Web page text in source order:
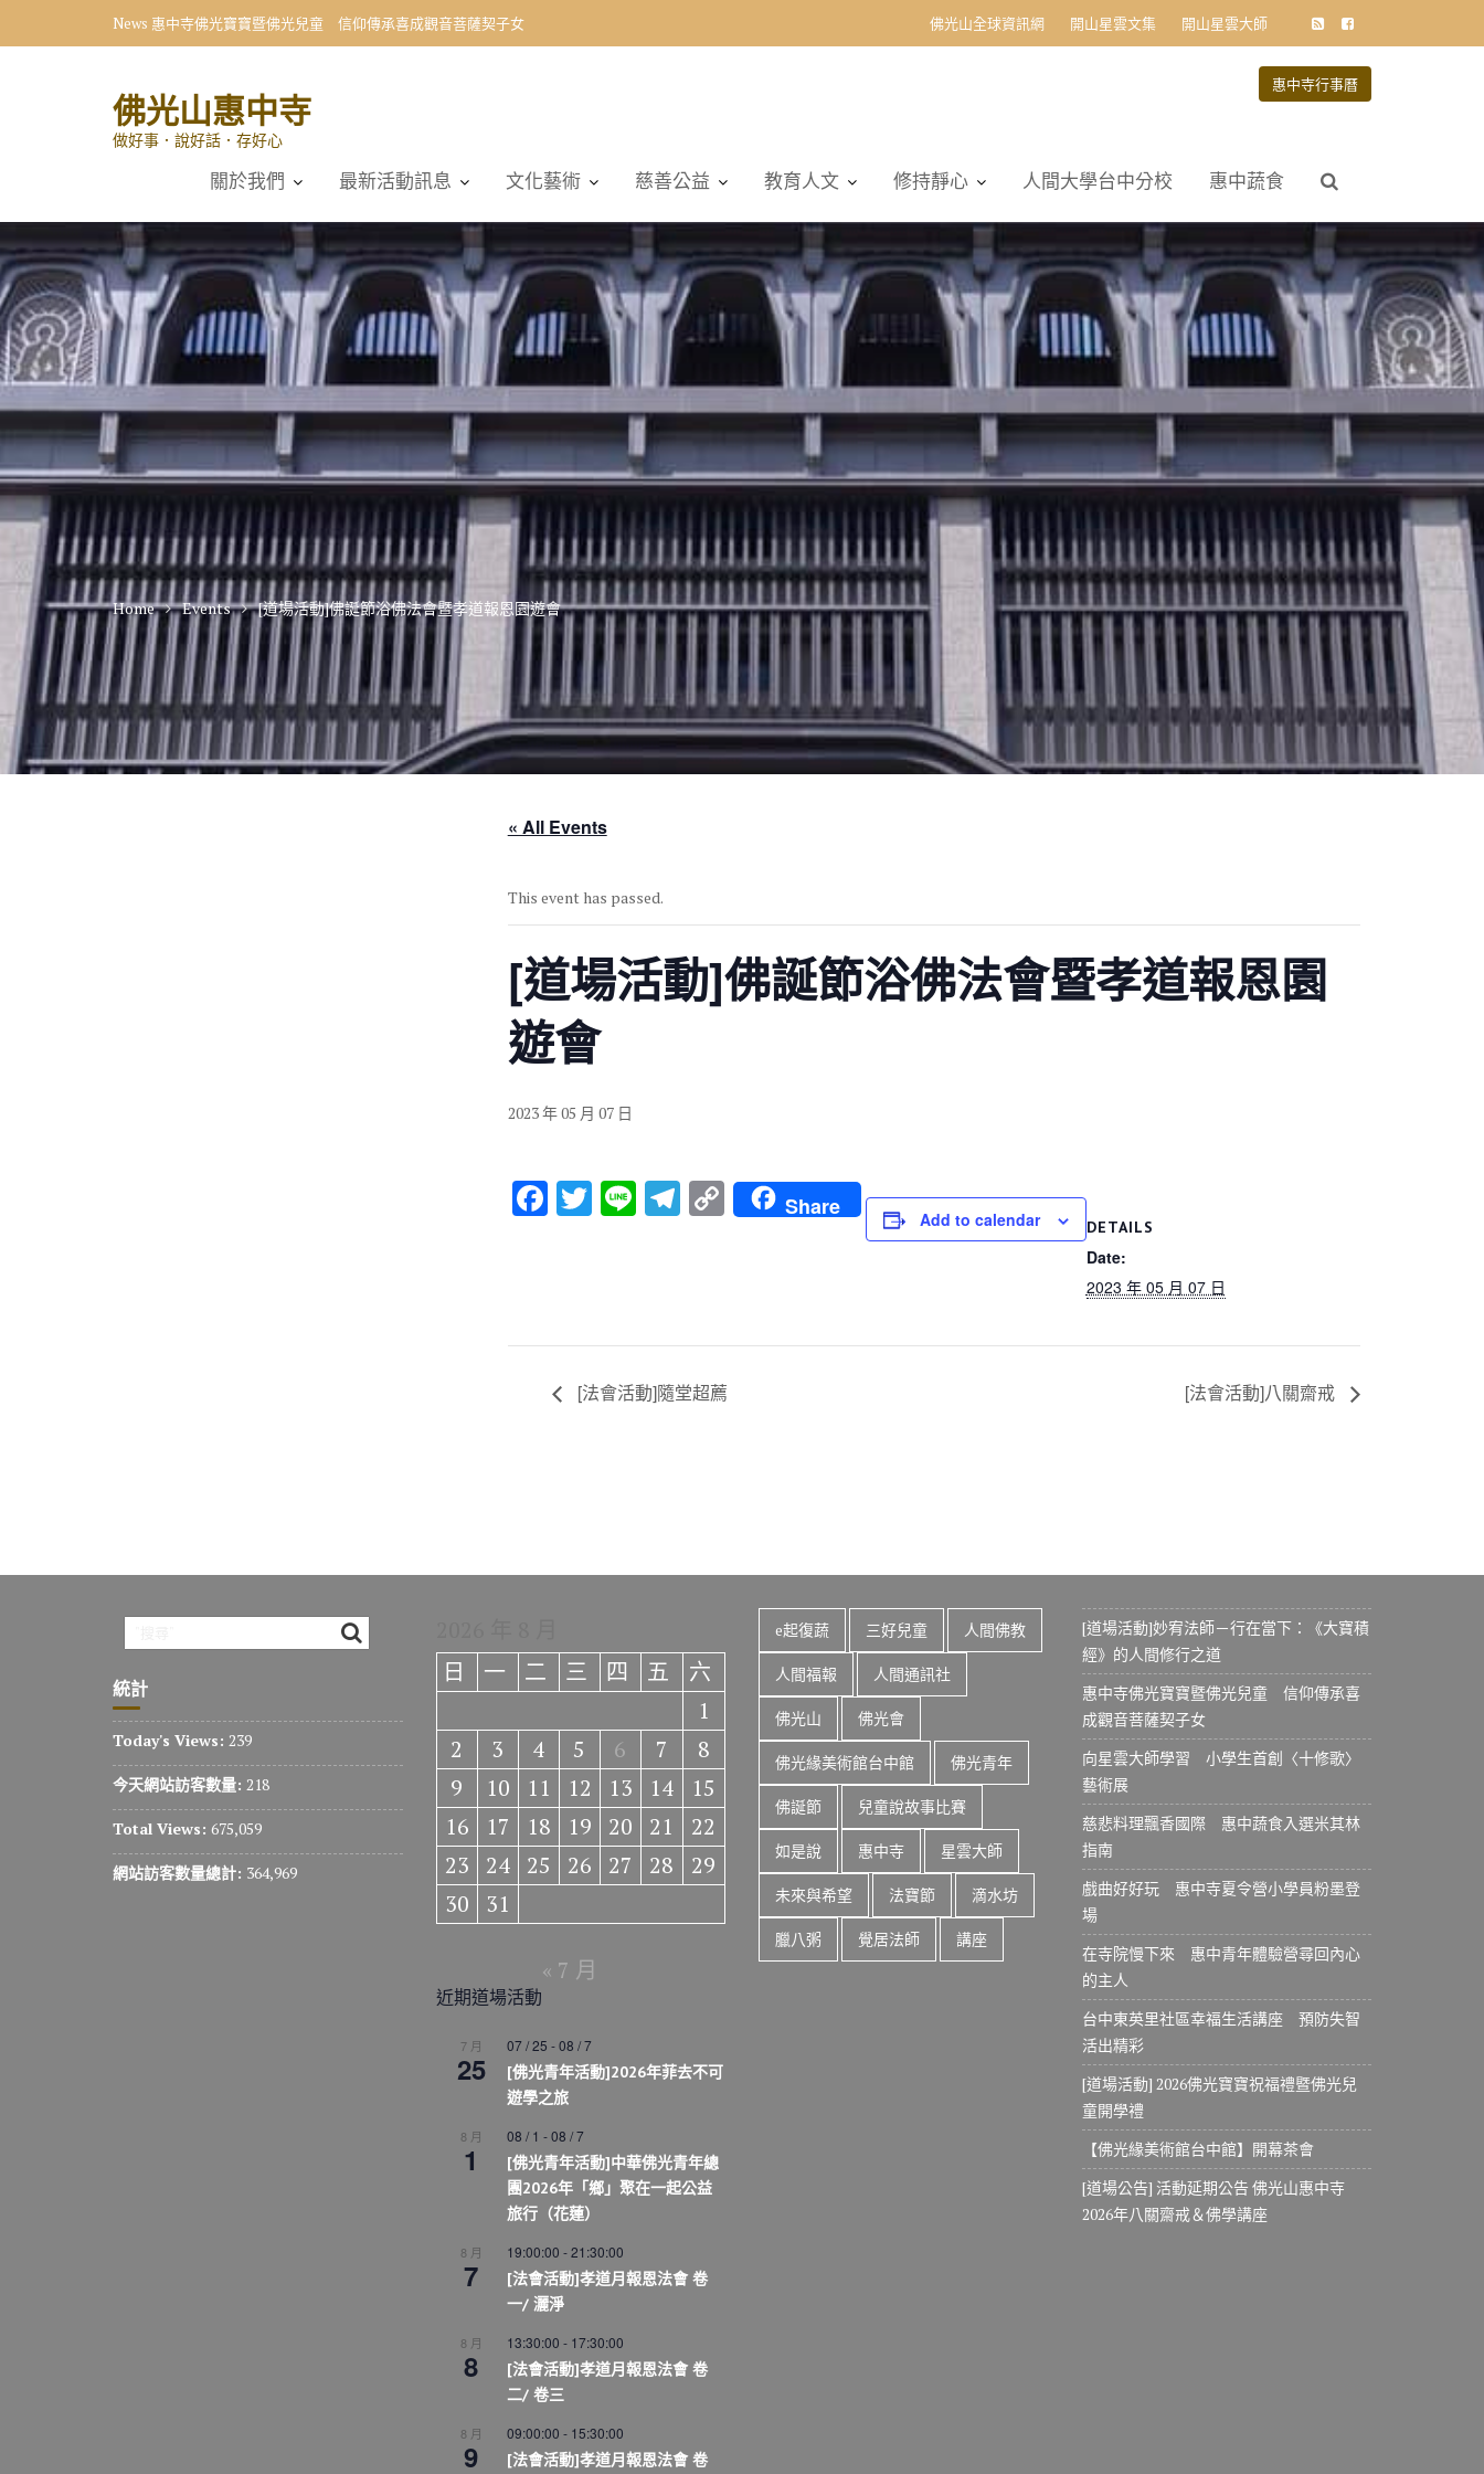
News 惠中寺佛光寶寶暨佛光兒童 信仰傳承喜成觀音菩薩契子女 佛光山全球資訊網 開山星雲文集 開山星雲大師
佛光山惠中寺
做好事．說好話．存好心
惠中寺行事曆
關於我們 最新活動訊息 文化藝術 慈善公益 教育人文 修持靜心 人間大學台中分校 惠中蔬食
Home Events [道場活動]佛誕節浴佛法會暨孝道報恩園遊會
« All Events
This event has passed.
[道場活動]佛誕節浴佛法會暨孝道報恩園
遊會
2023 年 05 月 07 日
F
b
o
o
T Li T
a
m
C
o
Li
n
k
Share Add to calendar DETAILS
Date:
2023 年 05 月 07 日
[法會活動]隨堂超薦 [法會活動]八關齋戒
統計
Today's Views: 239
今天網站訪客數量: 218
Total Views: 675,059
網站訪客數量總計: 364,969
日
一 二 三 四 五
六
1
2
3 4 5 6 7
8
9
10 11 12 13 14
15
16
17 18 19 20 21
22
23
24 25 26 27 28
29
30
31
« 7 月
近期道場活動
7 月
25
07 / 25 -08 / 7
[佛光青年活動]2026年菲去不可
遊學之旅
8 月
1
08 / 1 -08 / 7
[佛光青年活動]中華佛光青年總
團2026年「鄉」聚在一起公益
旅行（花蓮）
8 月
7
19:00:00 -21:30:00
[法會活動]孝道月報恩法會 卷
一/ 灑淨
8 月
8
13:30:00 - 17:30:00
[法會活動]孝道月報恩法會 卷
二/ 卷三
8 月
9
09:00:00 - 15:30:00
[法會活動]孝道月報恩法會 卷
e起復蔬 三好兒童 人間佛教
人間福報 人間通訊社
佛光山 佛光會
佛光緣美術館台中館 佛光青年
佛誕節 兒童說故事比賽
如是說 惠中寺 星雲大師
未來與希望 法寶節 滴水坊
臘八粥 覺居法師 講座
[道場活動]妙宥法師－行在當下：《大寶積
經》的人間修行之道
惠中寺佛光寶寶暨佛光兒童 信仰傳承喜
成觀音菩薩契子女
向星雲大師學習 小學生首創〈十修歌〉
藝術展
慈悲料理飄香國際 惠中蔬食入選米其林
指南
戲曲好好玩 惠中寺夏令營小學員粉墨登
場
在寺院慢下來 惠中青年體驗營尋回內心
的主人
台中東英里社區幸福生活講座 預防失智
活出精彩
[道場活動] 2026佛光寶寶祝福禮暨佛光兒
童開學禮
【佛光緣美術館台中館】開幕茶會
[道場公告] 活動延期公告 佛光山惠中寺
2026年八關齋戒＆佛學講座